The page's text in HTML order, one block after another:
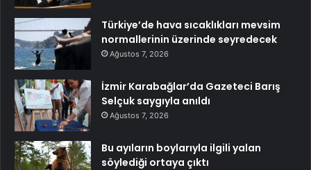
Türkiye’de hava sıcaklıkları mevsim
normallerinin üzerinde seyredecek
Ağustos 7, 2026
İzmir Karabağlar’da Gazeteci Barış
Selçuk saygıyla anıldı
Ağustos 7, 2026
Bu ayıların boylarıyla ilgili yalan
söylediği ortaya çıktı